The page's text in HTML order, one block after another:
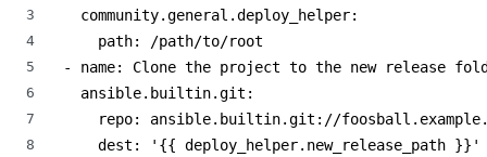
3
4
5
6
7
8
  community.general.deploy_helper:
    path: /path/to/root
- name: Clone the project to the new release
  ansible.builtin.git:
repo: ansible.builtin.git://
    dest: '{{ deploy_helper.new_release_path }}'